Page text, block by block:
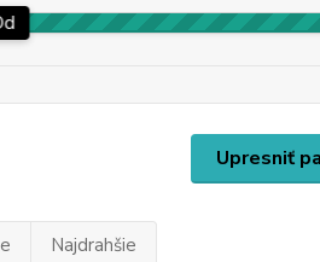
Upresniť
Najdrahšie